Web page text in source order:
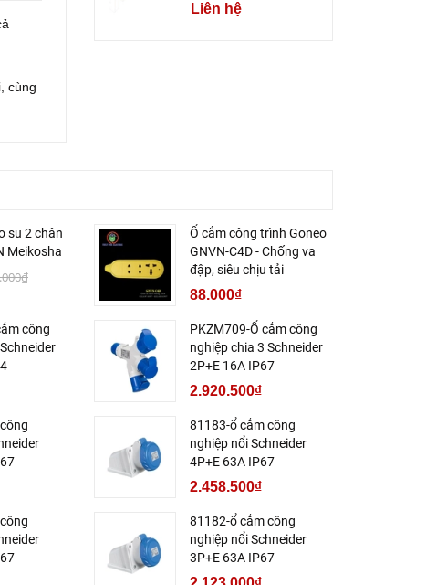
cùng
Liên hệ
su 2 chân
Meikosha
Ổ cắm công trình Goneo
GNVN-C4D - Chống va
đập, siêu chịu tải
88.000₫
công
PKZM709-Ổ cắm công
nghiệp chia 3 Schneider
2P+E 16A IP67
2.920.500₫
81183-ổ cắm công
nghiệp nổi Schneider
4P+E 63A IP67
2.458.500₫
81182-ổ cắm công
nghiệp nổi Schneider
3P+E 63A IP67